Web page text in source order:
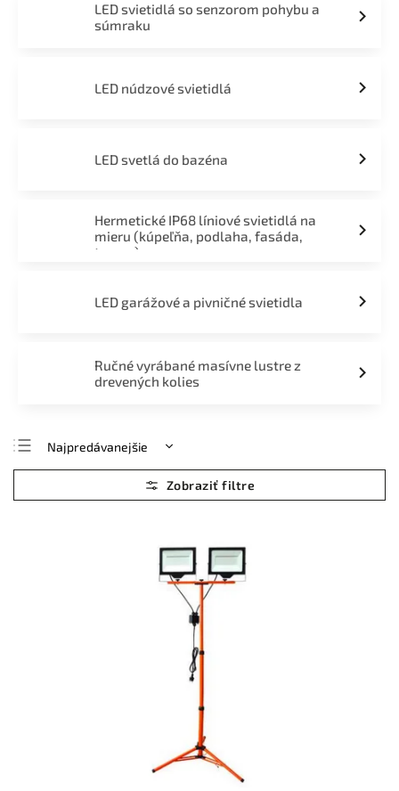
LED svietidlá so senzorom pohybu a
súmraku
LED núdzové svietidlá
LED svetlá do bazéna
Hermetické IP68 líniové svietidlá na
mieru (kúpeľňa, podlaha, fasáda,
terasa)
LED garážové a pivničné svietidla
Ručné vyrábané masívne lustre z
drevených kolies
Najpredávanejšie
Najlacnejšie
Najdrahšie